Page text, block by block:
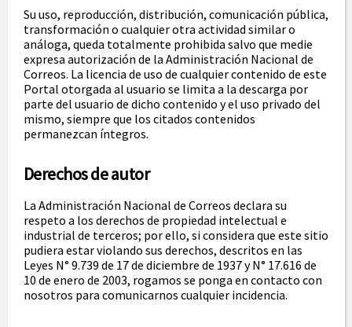
Su uso, reproducción, distribución, comunicación pública,
transformación o cualquier otra actividad similar o
análoga, queda totalmente prohibida salvo que medie
expresa autorización de la Administración Nacional de
Correos. La licencia de uso de cualquier contenido de este
Portal otorgada al usuario se limita a la descarga por
parte del usuario de dicho contenido y el uso privado del
mismo, siempre que los citados contenidos
permanezcan íntegros.
Derechos de autor
La Administración Nacional de Correos declara su
respeto a los derechos de propiedad intelectual e
industrial de terceros; por ello, si considera que este sitio
pudiera estar violando sus derechos, descritos en las
Leyes N° 9.739 de 17 de diciembre de 1937 y N° 17.616 de
10 de enero de 2003, rogamos se ponga en contacto con
nosotros para comunicarnos cualquier incidencia.